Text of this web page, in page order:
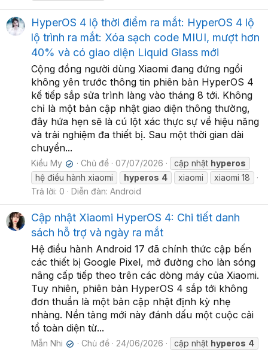
HyperOS 4 lộ thời điểm ra mắt: HyperOS 4 lộ
lộ trình ra mắt: Xóa sạch code MIUI, mượt hơn
40% và có giao diện Liquid Glass mới
Cộng đồng người dùng Xiaomi đang đứng ngồi
không yên trước thông tin phiên bản HyperOS 4
kế tiếp sắp sửa trình làng vào tháng 8 tới. Không
chỉ là một bản cập nhật giao diện thông thường,
đây hứa hẹn sẽ là cú lột xác thực sự về hiệu năng
và trải nghiệm đa thiết bị. Sau một thời gian dài
chuyển...
Kiều My ✔ Chủ đề 07/07/2026 cập nhật hyperos
hệ điều hành xiaomi
hyperos 4 xiaomi
xiaomi 18
Trả lời: 0
Diễn đàn: Android
Cập nhật Xiaomi HyperOS 4: Chi tiết danh
sách hỗ trợ và ngày ra mắt
Hệ điều hành Android 17 đã chính thức cập bến
các thiết bị Google Pixel, mở đường cho làn sóng
nâng cấp tiếp theo trên các dòng máy của Xiaomi.
Tuy nhiên, phiên bản HyperOS 4 sắp tới không
đơn thuần là một bản cập nhật định kỳ nhẹ
nhàng. Nền tảng mới này đánh dấu một cuộc cải
tổ toàn diện từ...
Mẫn Nhi ✔ Chủ đề 24/06/2026 cập nhật hyperos 4